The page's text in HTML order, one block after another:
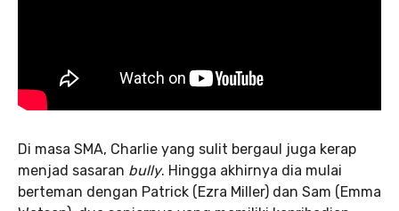
Di masa SMA, Charlie yang sulit bergaul juga kerap
menjad sasaran bully. Hingga akhirnya dia mulai
berteman dengan Patrick (Ezra Miller) dan Sam (Emma